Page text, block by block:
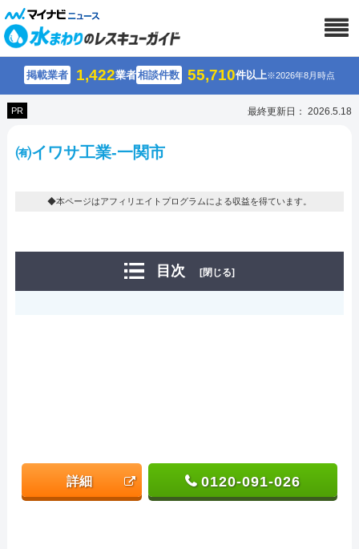
掲載業者 1,422業者相談件数 55,710件以上※2026年8月時点
PR 最終更新日： 2026.5.18
㈲イワサ工業-一関市
◆本ページはアフィリエイトプログラムによる収益を得ています。
目次 [閉じる]
詳細 0120-091-026